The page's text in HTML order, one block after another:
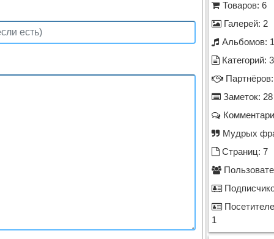
Товаров: 6
Галерей: 2
Альбомов: 1
Категорий:
Партнёров:
Заметок: 28
Мудрых
Страниц: 7
1